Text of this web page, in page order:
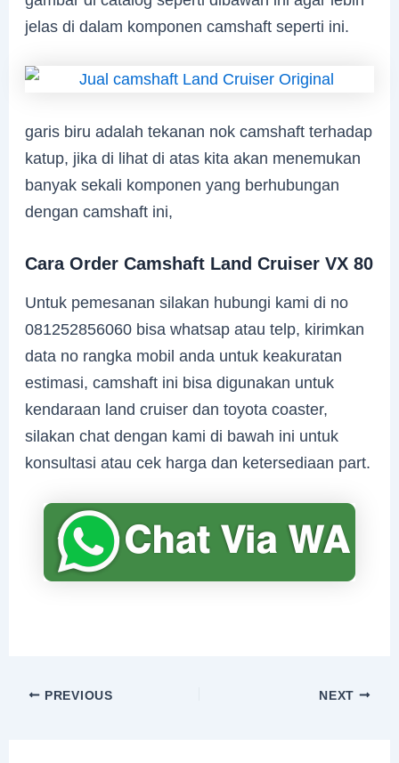
jelas di dalam komponen camshaft seperti ini.
garis biru adalah tekanan nok camshaft terhadap
katup, jika di lihat di atas kita akan menemukan
banyak sekali komponen yang berhubungan
dengan camshaft ini,
Cara Order Camshaft Land Cruiser VX 80
Untuk pemesanan silakan hubungi kami di no
081252856060 bisa whatsap atau telp, kirimkan
data no rangka mobil anda untuk keakuratan
estimasi, camshaft ini bisa digunakan untuk
kendaraan land cruiser dan toyota coaster,
silakan chat dengan kami di bawah ini untuk
konsultasi atau cek harga dan ketersediaan part.
PREVIOUS NEXT